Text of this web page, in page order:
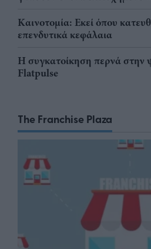
Καινοτομία: Εκεί όπου
επενδυτικά κεφάλαια
Η συγκατοίκηση περνά στην
Flatpulse
The Franchise Plaza